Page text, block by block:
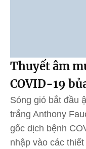
Thuyết âm
COVID-19
Sóng gió bắt đầu
trắng Anthony
gốc dịch bệnh
nhập vào các